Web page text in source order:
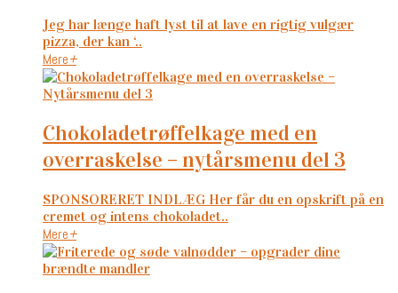
Jeg har længe haft lyst til at lave en rigtig vulgær
pizza, der kan ‘..
Mere+
chokoladetrøffelkage med en
overraskelse – nytårsmenu del 3
SPONSORERET INDLÆG Her får du en opskrift på en
cremet og intens chokoladet..
Mere+